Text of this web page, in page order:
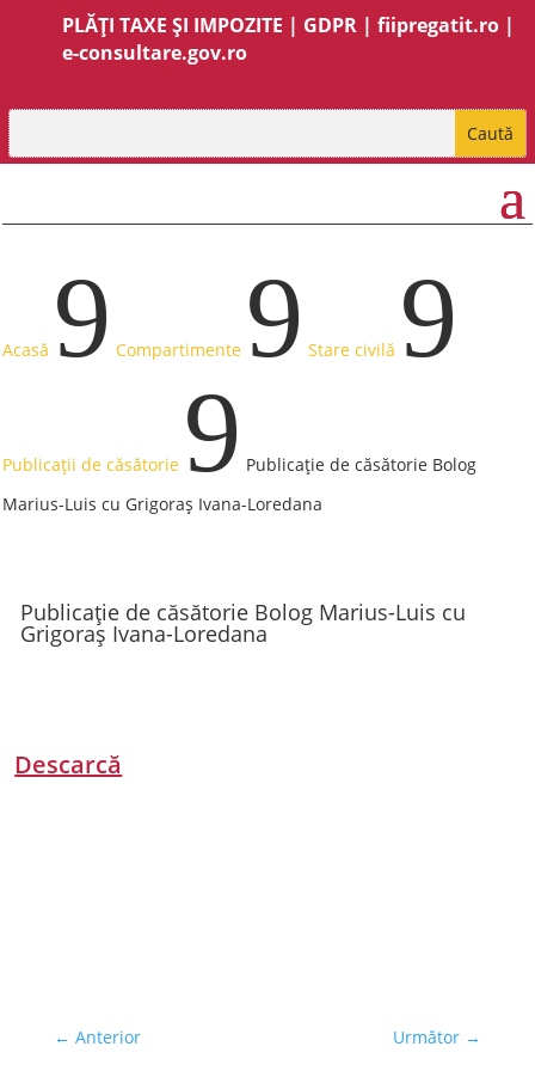
PLĂȚI TAXE ȘI IMPOZITE | GDPR |fiipregatit.ro |
e-consultare.gov.ro
Acasă 9 Compartimente 9 Stare civilă 9
Publicații de căsătorie 9 Publicație de căsătorie Bolog
Marius-Luis cu Grigoraș Ivana-Loredana
Publicație de căsătorie Bolog Marius-Luis cu
Grigoraș Ivana-Loredana
Descarcă
← Anterior Următor →